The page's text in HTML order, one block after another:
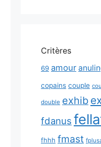
Critères
69 amour
copains couple
double exhib
fdanus
fhhh fmast